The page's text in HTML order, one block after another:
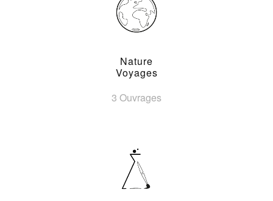
Nature
Voyages
3 Ouvrages